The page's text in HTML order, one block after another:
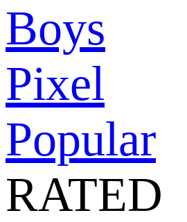
Boys
Pixel
Popular
RATED